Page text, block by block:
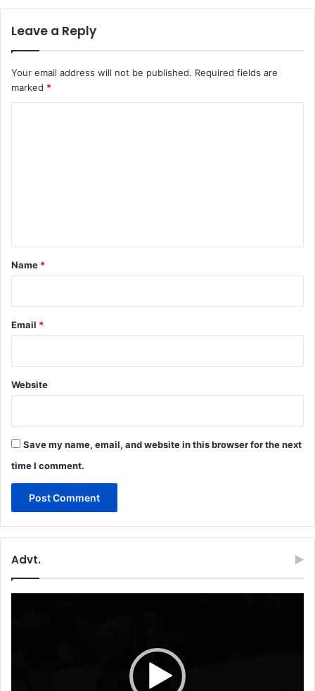
Leave a Reply
Your email address will not be published. Required fields are
marked *
*
Name *
Email *
Website
Save my name, email, and website in this browser for the next
time I comment.
Advt.